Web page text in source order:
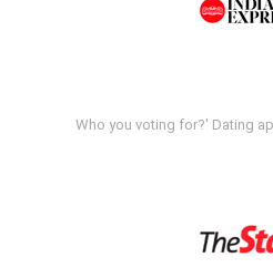
Who you voting for?' Dating